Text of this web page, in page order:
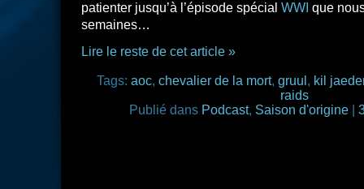
patienter jusqu’à l’épisode spécial WWI que
semaines…
Lire le reste de cet article »
Tags: aoc, chevalier de la mort, gruul , kil
raids
Publié dans Podcast, Saison d'origine|